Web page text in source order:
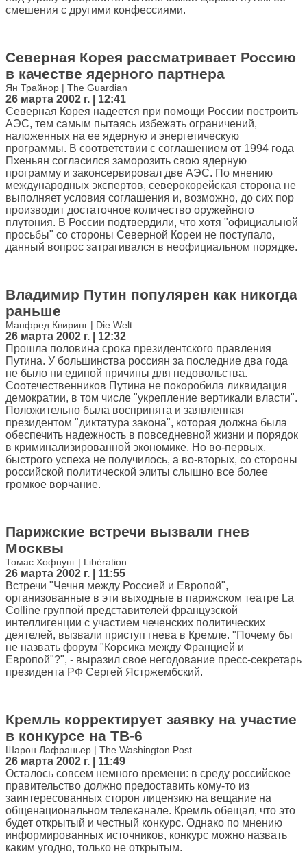
смешения с другими конфессиями.
Северная Корея рассматривает Россию
в качестве ядерного партнера
Ян Трайнор | The Guardian
26 марта 2002 г. | 12:41
Северная Корея надеется при помощи России построить
АЭС, тем самым пытаясь избежать ограничений,
наложенных на ее ядерную и энергетическую
программы. В соответствии с соглашением от 1994 года
Пхеньян согласился заморозить свою ядерную
программу и законсервировал две АЭС. По мнению
международных экспертов, северокорейская сторона не
выполняет условия соглашения и, возможно, до сих пор
производит достаточное количество оружейного
плутония. В России подтвердили, что хотя "официальной
просьбы" со стороны Северной Кореи не поступало,
данный вопрос затрагивался в неофициальном порядке.
Владимир Путин популярен как никогда
раньше
Манфред Квиринг | Die Welt
26 марта 2002 г. | 12:32
Прошла половина срока президентского правления
Путина. У большинства россиян за последние два года
не было ни единой причины для недовольства.
Соотечественников Путина не покоробила ликвидация
демократии, в том числе "укрепление вертикали власти".
Положительно была воспринята и заявленная
президентом "диктатура закона", которая должна была
обеспечить надежность в повседневной жизни и порядок
в криминализированной экономике. Но во-первых,
быстрого успеха не получилось, а во-вторых, со стороны
российской политической элиты слышно все более
громкое ворчание.
Парижские встречи вызвали гнев
Москвы
Томас Хофнунг | Libération
26 марта 2002 г. | 11:55
Встречи "Чечня между Россией и Европой",
организованные в эти выходные в парижском театре La
Colline группой представителей французской
интеллигенции с участием чеченских политических
деятелей, вызвали приступ гнева в Кремле. "Почему бы
не назвать форум "Корсика между Францией и
Европой"?", - выразил свое негодование пресс-секретарь
президента РФ Сергей Ястржембский.
Кремль корректирует заявку на участие
в конкурсе на ТВ-6
Шарон Лафраньер | The Washington Post
26 марта 2002 г. | 11:49
Осталось совсем немного времени: в среду российское
правительство должно предоставить кому-то из
заинтересованных сторон лицензию на вещание на
общенациональном телеканале. Кремль обещал, что это
будет открытый и честный конкурс. Однако по мнению
информированных источников, конкурс можно назвать
каким угодно, только не открытым.